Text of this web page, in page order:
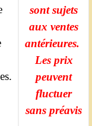
sont sujets
aux ventes
antérieures.
Les prix
peuvent
fluctuer
sans préavis